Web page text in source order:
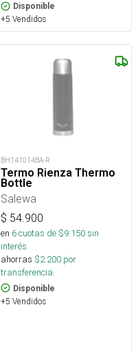
Disponible
+5 Vendidos
BH141014BA-R
Termo Rienza Thermo
Bottle
Salewa
$ 54.900
en 6cuotas de $9.150sin
interés
ahorras $2.200 por
transferencia.
Disponible
+5 Vendidos